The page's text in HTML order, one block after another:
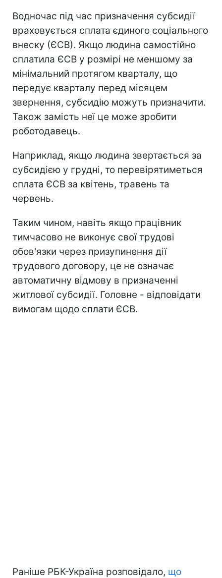
Водночас під час призначення субсидії
враховується сплата єдиного соціального
внеску (ЄСВ). Якщо людина самостійно
сплатила ЄСВ у розмірі не меншому за
мінімальний протягом кварталу, що
передує кварталу перед місяцем
звернення, субсидію можуть призначити.
Також замість неї це може зробити
роботодавець.
Наприклад, якщо людина звертається за
субсидією у грудні, то перевірятиметься
сплата ЄСВ за квітень, травень та
червень.
Таким чином, навіть якщо працівник
тимчасово не виконує свої трудові
обов'язки через призупинення дії
трудового договору, це не означає
автоматичну відмову в призначенні
житлової субсидії. Головне - відповідати
вимогам щодо сплати ЄСВ.
Раніше РБК-Україна розповідало, що